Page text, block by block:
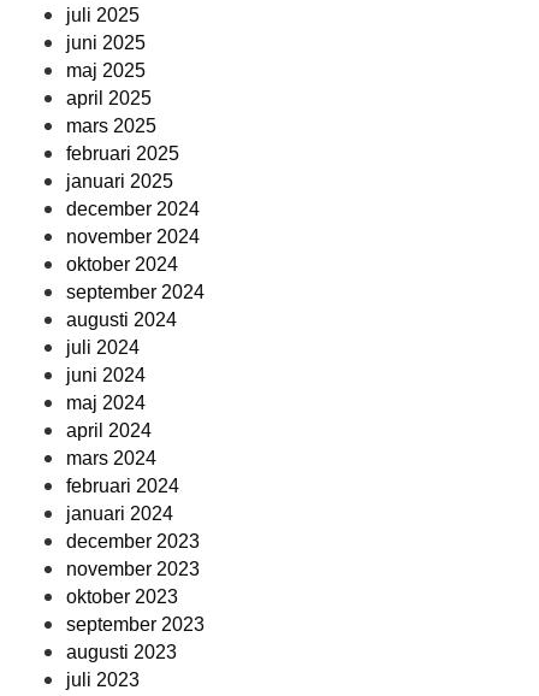
juli 2025
juni 2025
maj 2025
april 2025
mars 2025
februari 2025
januari 2025
december 2024
november 2024
oktober 2024
september 2024
augusti 2024
juli 2024
juni 2024
maj 2024
april 2024
mars 2024
februari 2024
januari 2024
december 2023
november 2023
oktober 2023
september 2023
augusti 2023
juli 2023